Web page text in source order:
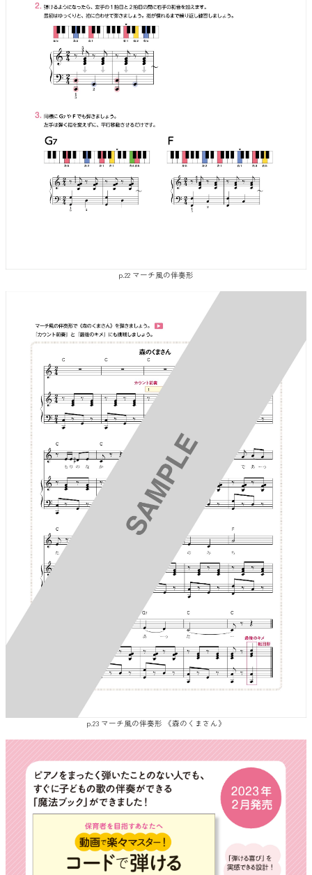
p.22 マーチ風の伴奏形
p.23 マーチ風の伴奏形 《森のくまさん》